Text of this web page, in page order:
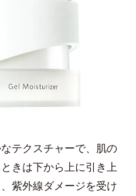
テクスチャーで、肌の
きは下から上に引き上
紫外線ダメージを受け